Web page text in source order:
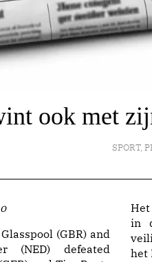
ook met
SPORT,
(GBR) and
(NED) defeated
in
het